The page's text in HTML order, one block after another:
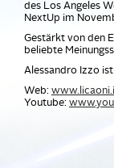
des Los Angeles
NextUp im
Gestärkt von den
beliebte
Alessandro Izzo
Web:
Youtube: